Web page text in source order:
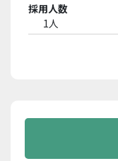
採用人数
1人